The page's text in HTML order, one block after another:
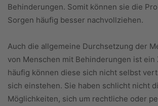
Behinderungen. Somit können sie die
Sorgen häufig besser nachvollziehen.
Auch die allgemeine Durchsetzung der
von Menschen mit Behinderungen ist ein
häufig können diese sich nicht selbst
sich einstehen. Sie haben schlicht nicht
Möglichkeiten, sich um rechtliche oder